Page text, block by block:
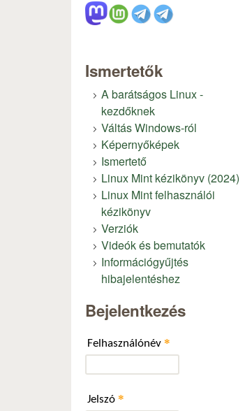
Ismertetők
A barátságos Linux -
kezdőknek
Váltás Windows-ról
Képernyőképek
Ismertető
Linux Mint kézikönyv (2024)
Linux Mint felhasználói
kézikönyv
Verziók
Videók és bemutatók
Információgyűjtés
hibajelentéshez
Bejelentkezés
Felhasználónév *
Jelszó *